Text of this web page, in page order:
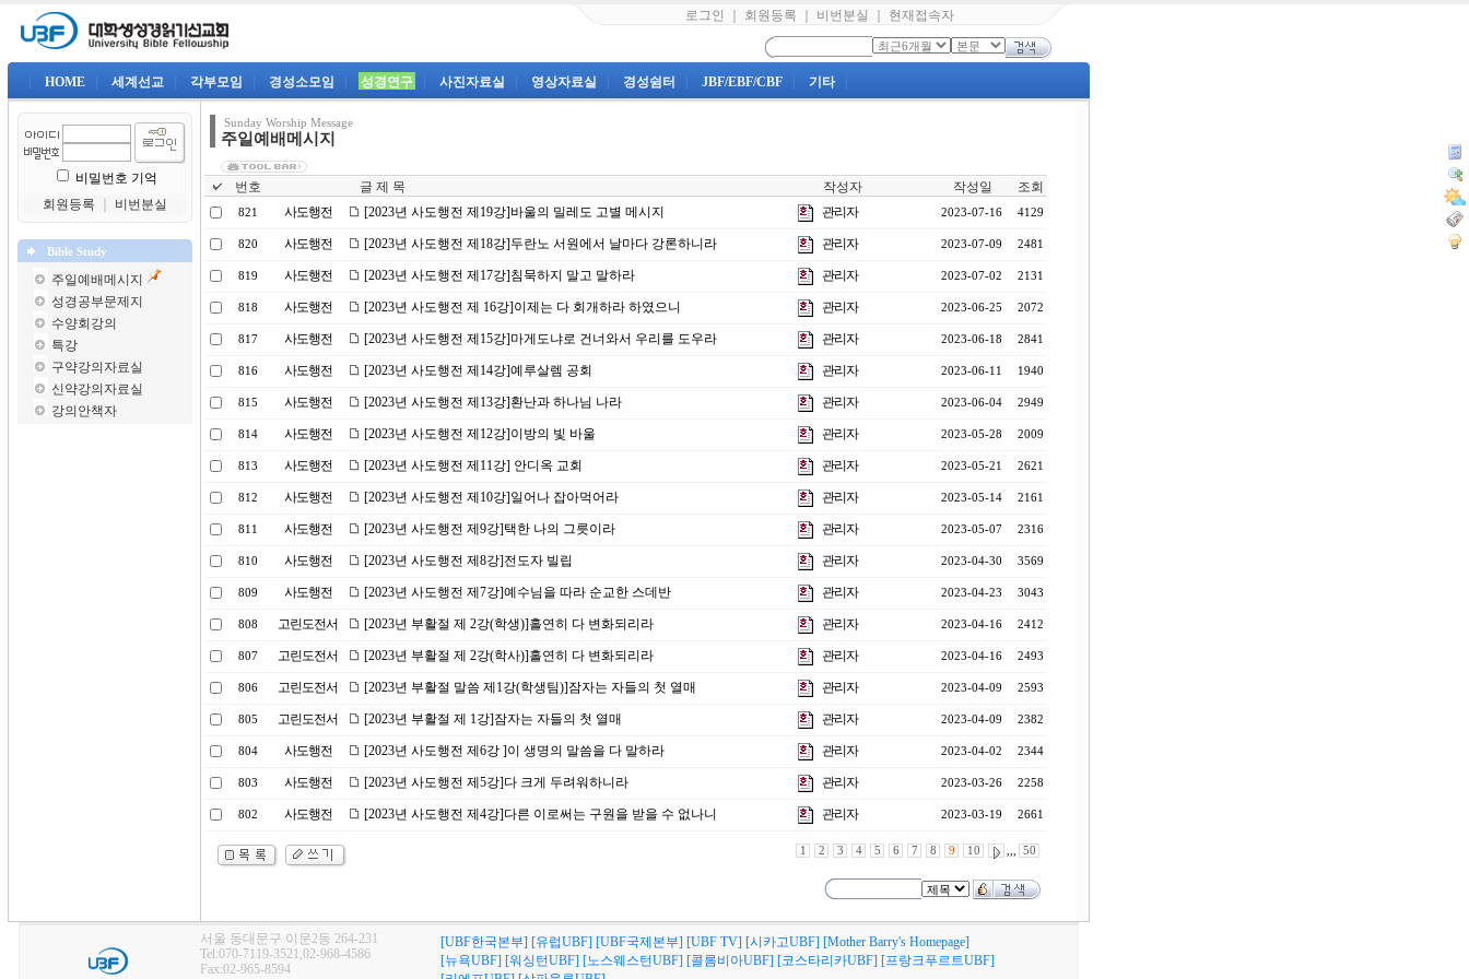
로그인 회원등록 비번분실 현재접속자
HOME 세계선교 각부모임 경성소모임 성경연구 사진자료실 영상자료실 경성쉼터 JBF/EBF/CBF 기타
비밀번호 기억
회원등록
비번분실
Bible Study
주일예배메시지
성경공부문제지
수양회강의
특강
구약강의자료실
신약강의자료실
강의안책자
Sunday Worship Message
주일예배메시지
번호 글 제 목 작성자 작성일 조회
821 사도행전 [2023년 사도행전 제19강]바울의 밀레도 고별 메시지 관리자 2023-07-16 4129
820 사도행전 [2023년 사도행전 제18강]두란노 서원에서 날마다 강론하니라 관리자 2023-07-09 2481
819 사도행전 [2023년 사도행전 제17강]침묵하지 말고 말하라 관리자 2023-07-02 2131
818 사도행전 [2023년 사도행전 제 16강]이제는 다 회개하라 하였으니 관리자 2023-06-25 2072
817 사도행전 [2023년 사도행전 제15강]마게도냐로 건너와서 우리를 도우라 관리자 2023-06-18 2841
816 사도행전 [2023년 사도행전 제14강]예루살렘 공회 관리자 2023-06-11 1940
815 사도행전 [2023년 사도행전 제13강]환난과 하나님 나라 관리자 2023-06-04 2949
814 사도행전 [2023년 사도행전 제12강]이방의 빛 바울 관리자 2023-05-28 2009
813 사도행전 [2023년 사도행전 제11강] 안디옥 교회 관리자 2023-05-21 2621
812 사도행전 [2023년 사도행전 제10강]일어나 잡아먹어라 관리자 2023-05-14 2161
811 사도행전 [2023년 사도행전 제9강]택한 나의 그릇이라 관리자 2023-05-07 2316
810 사도행전 [2023년 사도행전 제8강]전도자 빌립 관리자 2023-04-30 3569
809 사도행전 [2023년 사도행전 제7강]예수님을 따라 순교한 스데반 관리자 2023-04-23 3043
808 고린도전서 [2023년 부활절 제 2강(학생)]홀연히 다 변화되리라 관리자 2023-04-16 2412
807 고린도전서 [2023년 부활절 제 2강(학사)]홀연히 다 변화되리라 관리자 2023-04-16 2493
806 고린도전서 [2023년 부활절 말씀 제1강(학생팀)]잠자는 자들의 첫 열매 관리자 2023-04-09 2593
805 고린도전서 [2023년 부활절 제 1강]잠자는 자들의 첫 열매 관리자 2023-04-09 2382
804 사도행전 [2023년 사도행전 제6강 ]이 생명의 말씀을 다 말하라 관리자 2023-04-02 2344
803 사도행전 [2023년 사도행전 제5강]다 크게 두려워하니라 관리자 2023-03-26 2258
802 사도행전 [2023년 사도행전 제4강]다른 이로써는 구원을 받을 수 없나니 관리자 2023-03-19 2661
1 2 3 4 5 6 7 8 9 10 ,,, 50
서울 동대문구 이문2동 264-231
Tel:070-7119-3521,02-968-4586
Fax:02-965-8594
[UBF한국본부] [유럽UBF] [UBF국제본부] [UBF TV] [시카고UBF] [Mother Barry's Homepage]
[뉴욕UBF] [워싱턴UBF] [노스웨스턴UBF] [콜롬비아UBF] [코스타리카UBF] [프랑크푸르트UBF]